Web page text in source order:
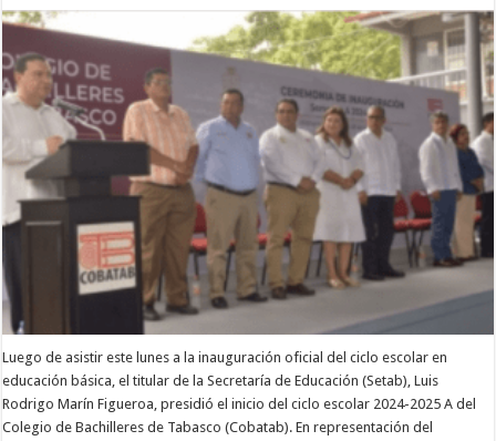
Luego de asistir este lunes a la inauguración oficial del ciclo escolar en
educación básica, el titular de la Secretaría de Educación (Setab), Luis
Rodrigo Marín Figueroa, presidió el inicio del ciclo escolar 2024-2025 A del
Colegio de Bachilleres de Tabasco (Cobatab). En representación del